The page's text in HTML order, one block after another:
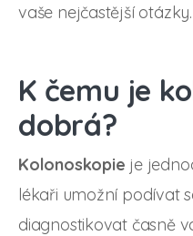
vaše nejčastější otázky.
K čemu je
dobrá?
Kolonoskopie je
lékaři umožní podívat
diagnostikovat časně